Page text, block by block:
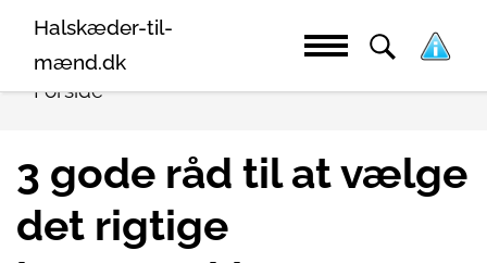
Halskæder-til-
mænd.dk
Forside
3 gode råd til at vælge
det rigtige